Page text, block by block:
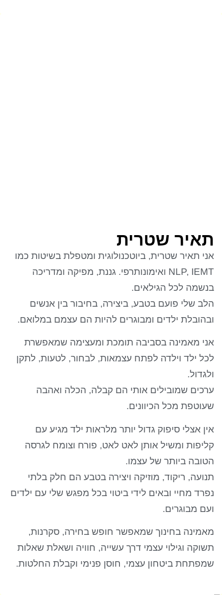
תאיר שטרית
אני תאיר שטרית, ביוטכנולוגית ומטפלת בשיטות כמו
NLP, IEMT ואימונותרפי. גננת, מפיקה ומדריכה
בנשמה לכל הגילאים.
הלב שלי פועם בטבע, ביצירה, בחיבור בין אנשים
ובהובלת ילדים ומבוגרים להיות הם עצמם במלואם.
אני מאמינה בסביבה תומכת ומעצימה שמאפשרת
לכל ילד וילדה לפתח עצמאות, לבחור, לטעות, לתקן
ולגדול.
ערכים שמובילים אותי הם קבלה, הכלה ואהבה
שעוטפת מכל הכיוונים.
אין אצלי סיפוק גדול יותר מלראות ילד מגיע עם
קליפות ומשיל אותן לאט לאט, פורח וצומח לגרסה
הטובה ביותר של עצמו.
תנועה, ריקוד, מוזיקה ויצירה בטבע הם חלק בלתי
נפרד מחיי ובאים לידי ביטוי בכל מפגש שלי עם ילדים
ועם מבוגרים.
מאמינה בחינוך שמאפשר חופש בחירה, סקרנות,
תשוקה וגילוי עצמי דרך עשייה, חוויה ושאלת שאלות
שמפתחת ביטחון עצמי, חוסן פנימי וקבלת החלטות.